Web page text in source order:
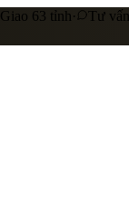
Giao 63 tỉnh· Tư